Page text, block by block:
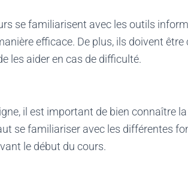
se familiarisent avec les outils
efficace. De plus, ils doivent être
les aider en cas de difficulté.
il est important de bien connaître
se familiariser avec les différentes
le début du cours.